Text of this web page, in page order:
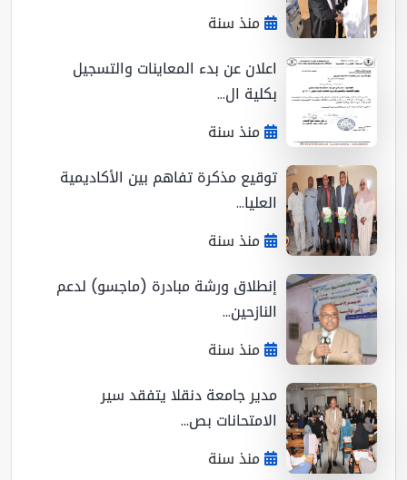
منذ سنة
اعلان عن بدء المعاينات والتسجيل
بكلية ال...
منذ سنة
توقيع مذكرة تفاهم بين الأكاديمية
العليا...
منذ سنة
إنطلاق ورشة مبادرة (ماجسو) لدعم
النازحين...
منذ سنة
مدير جامعة دنقلا يتفقد سير
الامتحانات بص...
منذ سنة